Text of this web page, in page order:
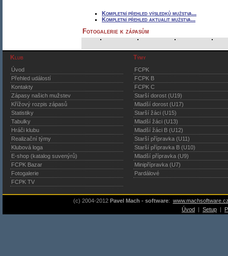
Kompletní přehled výsledků mužstva...
Kompletní přehled aktualit mužstva...
Fotogalerie k zápasům
Klub
Úvod
Přehled událostí
Kontakty
Zápasy našich mužstev
Křížový rozpis zápasů
Statistiky
Tabulky
Hráči klubu
Realizační týmy
Klubová loga
E-shop (katalog suvenýrů)
FCPK Bazar
Fotogalerie
FCPK TV
Týmy
FCPK
FCPK B
FCPK C
Starší dorost (U19)
Mladší dorost (U17)
Starší žáci (U15)
Mladší žáci (U13)
Mladší žáci B (U12)
Starší přípravka (U11)
Starší přípravka B (U10)
Mladší přípravka (U9)
Minipřípravka (U7)
Pardálové
(c) 2004-2012 Pavel Mach - software:
Úvod | Setup |